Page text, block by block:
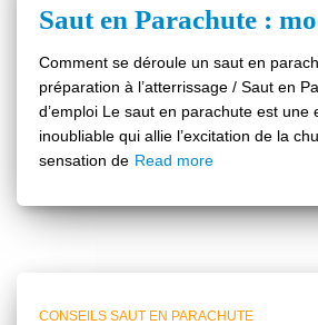
Saut en Parachute :
Comment se déroule un saut en
préparation à l’atterrissage / Saut en
d’emploi Le saut en parachute est une
inoubliable qui allie l’excitation de la
sensation de Read more
CONSEILS SAUT EN PARACHUTE